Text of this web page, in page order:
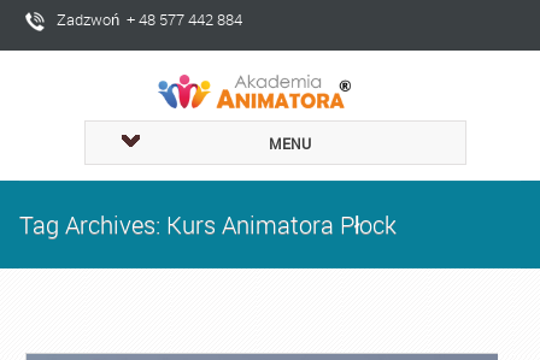
Zadzwoń + 48 577 442 884
MENU
Tag Archives: Kurs Animatora Płock